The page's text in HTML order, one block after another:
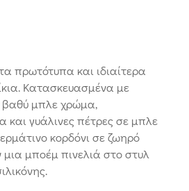
πρωτότυπα και ιδιαίτερα
Κατασκευασμένα με
μπλε χρώμα,
γυάλινες πέτρες σε μπλε
κορδόνι σε ζωηρό
μια μποέμ πινελιά στο στυλ